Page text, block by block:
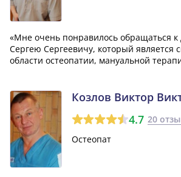
«Мне очень понравилось обращаться к
Сергею Сергеевичу, который является
области остеопатии, мануальной
решена, и похвалил нашего масс...»
Козлов Виктор
4.7 20
Остеопат